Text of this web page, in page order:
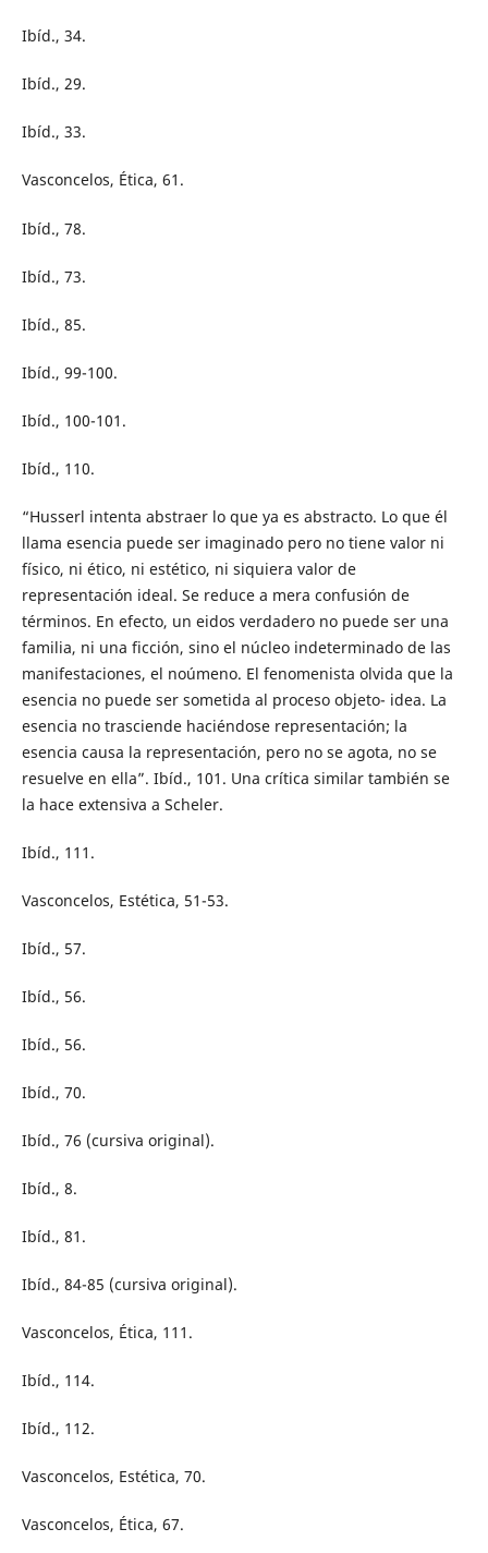
Ibíd., 34.
Ibíd., 29.
Ibíd., 33.
Vasconcelos, Ética, 61.
Ibíd., 78.
Ibíd., 73.
Ibíd., 85.
Ibíd., 99-100.
Ibíd., 100-101.
Ibíd., 110.
“Husserl intenta abstraer lo que ya es abstracto. Lo que él
llama esencia puede ser imaginado pero no tiene valor ni
físico, ni ético, ni estético, ni siquiera valor de
representación ideal. Se reduce a mera confusión de
términos. En efecto, un eidos verdadero no puede ser una
familia, ni una ficción, sino el núcleo indeterminado de las
manifestaciones, el noúmeno. El fenomenista olvida que la
esencia no puede ser sometida al proceso objeto- idea. La
esencia no trasciende haciéndose representación; la
esencia causa la representación, pero no se agota, no se
resuelve en ella”. Ibíd., 101. Una crítica similar también se
la hace extensiva a Scheler.
Ibíd., 111.
Vasconcelos, Estética, 51-53.
Ibíd., 57.
Ibíd., 56.
Ibíd., 56.
Ibíd., 70.
Ibíd., 76 (cursiva original).
Ibíd., 8.
Ibíd., 81.
Ibíd., 84-85 (cursiva original).
Vasconcelos, Ética, 111.
Ibíd., 114.
Ibíd., 112.
Vasconcelos, Estética, 70.
Vasconcelos, Ética, 67.